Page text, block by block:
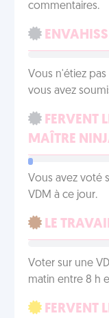
commentaires.
Vous n'étiez
vous avez
FERVENT
MAÎTRE
Vous avez voté
VDM à ce jour.
LE
Voter sur une
matin entre 8 h
FERVENT